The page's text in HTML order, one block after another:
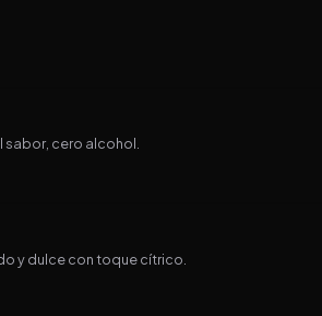
sabor, cero alcohol.
y dulce con toque cítrico.